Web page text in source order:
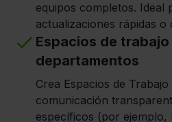
equipos completos. Ideal
actualizaciones rápidas
Espacios de
departamentos
Crea Espacios de
comunicación
específicos (por ejemplo,